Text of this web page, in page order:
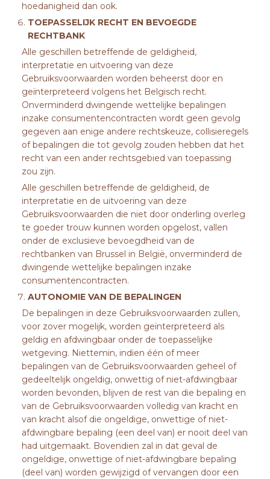
hoedanigheid dan ook.
TOEPASSELIJK RECHT EN BEVOEGDE
RECHTBANK
Alle geschillen betreffende de geldigheid,
interpretatie en uitvoering van deze
Gebruiksvoorwaarden worden beheerst door en
geïnterpreteerd volgens het Belgisch recht.
Onverminderd dwingende wettelijke bepalingen
inzake consumentencontracten wordt geen gevolg
gegeven aan enige andere rechtskeuze, collisieregels
of bepalingen die tot gevolg zouden hebben dat het
recht van een ander rechtsgebied van toepassing
zou zijn.
Alle geschillen betreffende de geldigheid, de
interpretatie en de uitvoering van deze
Gebruiksvoorwaarden die niet door onderling overleg
te goeder trouw kunnen worden opgelost, vallen
onder de exclusieve bevoegdheid van de
rechtbanken van Brussel in België, onverminderd de
dwingende wettelijke bepalingen inzake
consumentencontracten.
AUTONOMIE VAN DE BEPALINGEN
De bepalingen in deze Gebruiksvoorwaarden zullen,
voor zover mogelijk, worden geïnterpreteerd als
geldig en afdwingbaar onder de toepasselijke
wetgeving. Niettemin, indien één of meer
bepalingen van de Gebruiksvoorwaarden geheel of
gedeeltelijk ongeldig, onwettig of niet-afdwingbaar
worden bevonden, blijven de rest van die bepaling en
van de Gebruiksvoorwaarden volledig van kracht en
van kracht alsof die ongeldige, onwettige of niet-
afdwingbare bepaling (een deel van) er nooit deel van
had uitgemaakt. Bovendien zal in dat geval de
ongeldige, onwettige of niet-afdwingbare bepaling
(deel van) worden gewijzigd of vervangen door een